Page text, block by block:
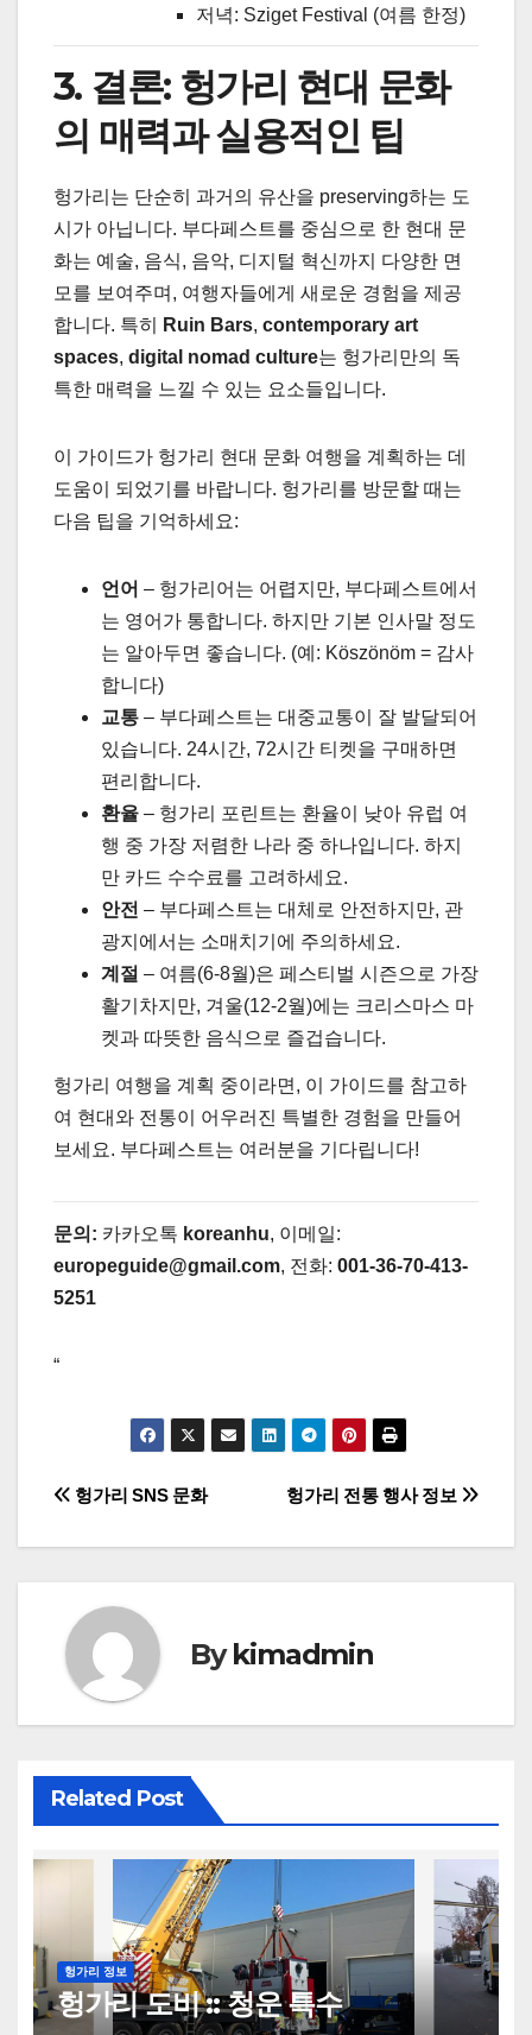
저녁: Sziget Festival (여름 한정)
3. 결론: 헝가리 현대 문화
의 매력과 실용적인 팁
헝가리는 단순히 과거의 유산을 preserving하는 도
시가 아닙니다. 부다페스트를 중심으로 한 현대 문
화는 예술, 음식, 음악, 디지털 혁신까지 다양한 면
모를 보여주며, 여행자들에게 새로운 경험을 제공
합니다. 특히
Ruin Bars, contemporary art
spaces, digital nomad culture는 헝가리만의 독
특한 매력을 느낄 수 있는 요소들입니다.
이 가이드가 헝가리 현대 문화 여행을 계획하는 데
도움이 되었기를 바랍니다. 헝가리를 방문할 때는
다음 팁을 기억하세요:
언어 – 헝가리어는 어렵지만, 부다페스트에서
는 영어가 통합니다. 하지만 기본 인사말 정도
는 알아두면 좋습니다. (예: Köszönöm = 감사
합니다)
교통 – 부다페스트는 대중교통이 잘 발달되어
있습니다. 24시간, 72시간 티켓을 구매하면
편리합니다.
환율 – 헝가리 포린트는 환율이 낮아 유럽 여
행 중 가장 저렴한 나라 중 하나입니다. 하지
만 카드 수수료를 고려하세요.
안전 – 부다페스트는 대체로 안전하지만, 관
광지에서는 소매치기에 주의하세요.
계절 – 여름(6-8월)은 페스티벌 시즌으로 가장
활기차지만, 겨울(12-2월)에는 크리스마스 마
켓과 따뜻한 음식으로 즐겁습니다.
헝가리 여행을 계획 중이라면, 이 가이드를 참고하
여 현대와 전통이 어우러진 특별한 경험을 만들어
보세요. 부다페스트는 여러분을 기다립니다!
문의: 카카오톡 koreanhu, 이메일:
europeguide@gmail.com, 전화: 001-36-70-413-
5251
“
글
탐
헝가리 전통 행사 정보
헝가리 SNS 문화
Bykimadmin
Related Post
헝가리 정보
헝가리 도비 :: 청운 특수